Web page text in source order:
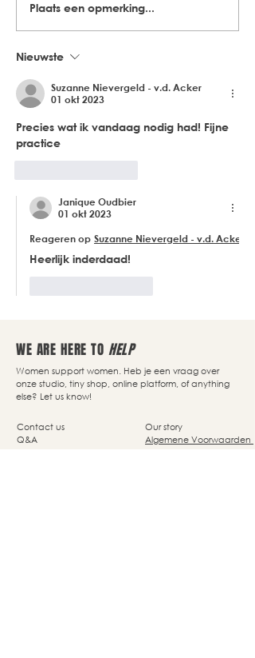
Plaats een opmerking...
Nieuwste
Suzanne Nievergeld - v.d. Acker
01 okt 2023
Precies wat ik vandaag nodig had! Fijne
practice
Janique Oudbier
01 okt 2023
Reageren op Suzanne Nievergeld - v.d. Acker
Heerlijk inderdaad!
WE ARE HERE TO HELP
Women support women. Heb je een vraag over
onze studio, tiny shop, online platform, of anything
else? Let us know!
Our story
Algemene Voorwaarden
Contact us
Q&A